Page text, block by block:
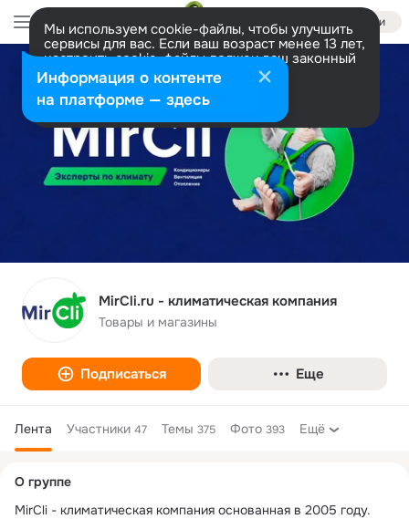
Войти
Мы используем cookie-файлы, чтобы улучшить
сервисы для вас. Если ваш возраст менее 13 лет,
настроить cookie-файлы должен ваш законный
представитель. Больше информации
Разрешить все Настроить
MirCli.ru - климатическая компания
Товары и магазины
Подписаться Еще
Лента Участники 47 Темы 375 Фото 393 Ещё
колонка
О группе
MirCli - климатическая компания основанная в 2005 году.
Информация о контенте
на платформе — здесь